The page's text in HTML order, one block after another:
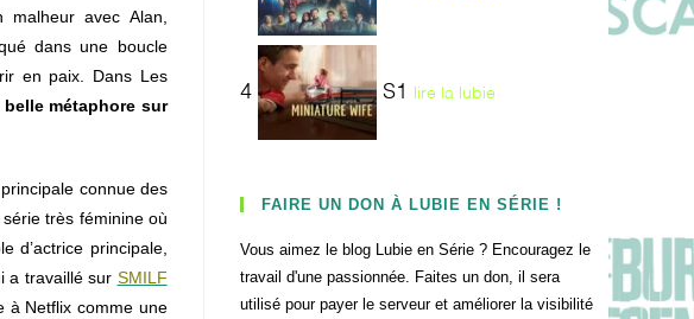
avec Alan,
dans une boucle
en paix. Dans Les
belle métaphore sur
connue des
très féminine où
d’actrice principale,
a travaillé sur SMILF
à Netflix comme une
4 S1 lire la lubie
FAIRE UN DON À LUBIE EN SÉRIE !
Vous aimez le blog Lubie en Série ? Encouragez le
travail d'une passionnée. Faites un don, il sera
utilisé pour payer le serveur et améliorer la visibilité